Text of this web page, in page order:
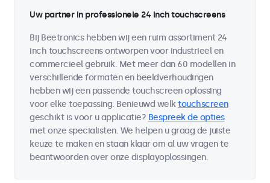
Uw partner in professionele 24 inch touchscreens
Bij Beetronics hebben wij een ruim assortiment 24
inch touchscreens ontworpen voor industrieel en
commercieel gebruik. Met meer dan 60 modellen in
verschillende formaten en beeldverhoudingen
hebben wij een passende touchscreen oplossing
voor elke toepassing. Benieuwd welktouchscreen
geschikt is voor u applicatie? Bespreek de opties
met onze specialisten. We helpen u graag de juiste
keuze te maken en staan klaar om al uw vragen te
beantwoorden over onze displayoplossingen.